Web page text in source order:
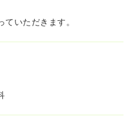
いただきます。